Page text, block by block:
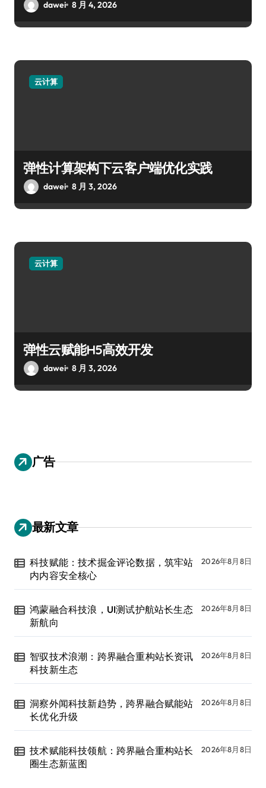
dawei 8 月 4, 2026
云计算
弹性计算架构下云客户端优化实践
dawei 8 月 3, 2026
云计算
弹性云赋能H5高效开发
dawei 8 月 3, 2026
广告
最新文章
科技赋能：技术掘金评论数据，筑牢站
内内容安全核心
2026年8月8日
鸿蒙融合科技浪，UI测试护航站长生态
新航向
2026年8月8日
智驭技术浪潮：跨界融合重构站长资讯
科技新生态
2026年8月8日
洞察外闻科技新趋势，跨界融合赋能站
长优化升级
2026年8月8日
技术赋能科技领航：跨界融合重构站长
圈生态新蓝图
2026年8月8日